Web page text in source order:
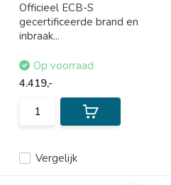
Officieel ECB-S
gecertificeerde brand en
inbraak...
Vergelijk
Op voorraad
4.419,-